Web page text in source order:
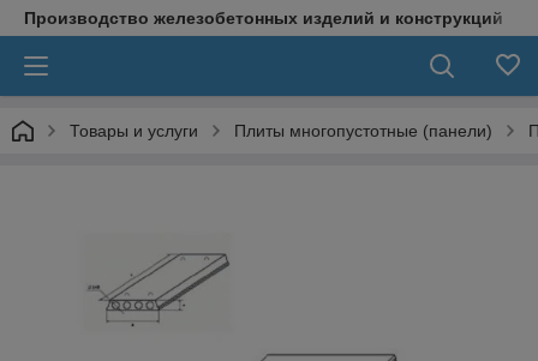
Производство железобетонных изделий и конструкций
Товары и услуги Плиты многопустотные (панели)